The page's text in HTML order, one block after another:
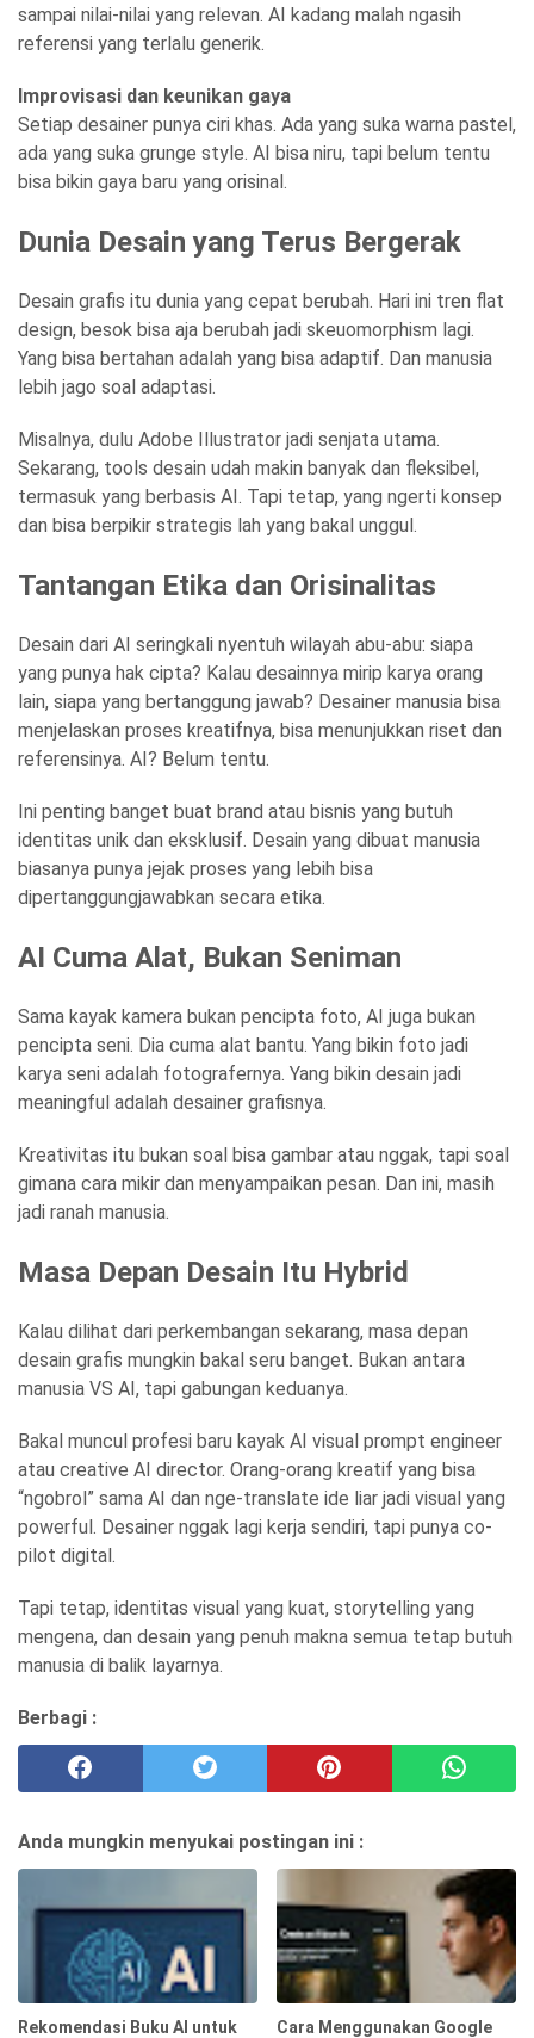
sampai nilai-nilai yang relevan. AI kadang malah ngasih
referensi yang terlalu generik.
Improvisasi dan keunikan gaya
Setiap desainer punya ciri khas. Ada yang suka warna pastel,
ada yang suka grunge style. AI bisa niru, tapi belum tentu
bisa bikin gaya baru yang orisinal.
Dunia Desain yang Terus Bergerak
Desain grafis itu dunia yang cepat berubah. Hari ini tren flat
design, besok bisa aja berubah jadi skeuomorphism lagi.
Yang bisa bertahan adalah yang bisa adaptif. Dan manusia
lebih jago soal adaptasi.
Misalnya, dulu Adobe Illustrator jadi senjata utama.
Sekarang, tools desain udah makin banyak dan fleksibel,
termasuk yang berbasis AI. Tapi tetap, yang ngerti konsep
dan bisa berpikir strategis lah yang bakal unggul.
Tantangan Etika dan Orisinalitas
Desain dari AI seringkali nyentuh wilayah abu-abu: siapa
yang punya hak cipta? Kalau desainnya mirip karya orang
lain, siapa yang bertanggung jawab? Desainer manusia bisa
menjelaskan proses kreatifnya, bisa menunjukkan riset dan
referensinya. AI? Belum tentu.
Ini penting banget buat brand atau bisnis yang butuh
identitas unik dan eksklusif. Desain yang dibuat manusia
biasanya punya jejak proses yang lebih bisa
dipertanggungjawabkan secara etika.
AI Cuma Alat, Bukan Seniman
Sama kayak kamera bukan pencipta foto, AI juga bukan
pencipta seni. Dia cuma alat bantu. Yang bikin foto jadi
karya seni adalah fotografernya. Yang bikin desain jadi
meaningful adalah desainer grafisnya.
Kreativitas itu bukan soal bisa gambar atau nggak, tapi soal
gimana cara mikir dan menyampaikan pesan. Dan ini, masih
jadi ranah manusia.
Masa Depan Desain Itu Hybrid
Kalau dilihat dari perkembangan sekarang, masa depan
desain grafis mungkin bakal seru banget. Bukan antara
manusia VS AI, tapi gabungan keduanya.
Bakal muncul profesi baru kayak AI visual prompt engineer
atau creative AI director. Orang-orang kreatif yang bisa
“ngobrol” sama AI dan nge-translate ide liar jadi visual yang
powerful. Desainer nggak lagi kerja sendiri, tapi punya co-
pilot digital.
Tapi tetap, identitas visual yang kuat, storytelling yang
mengena, dan desain yang penuh makna semua tetap butuh
manusia di balik layarnya.
Berbagi :
Anda mungkin menyukai postingan ini :
Rekomendasi Buku AI untuk Cara Menggunakan Google